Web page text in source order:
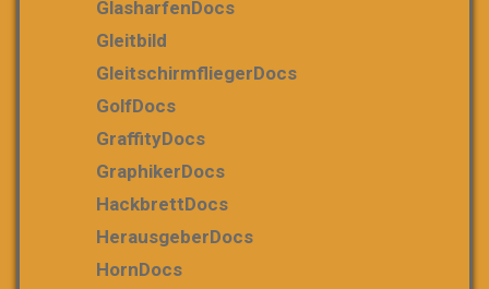
GlasharfenDocs
Gleitbild
GleitschirmfliegerDocs
GolfDocs
GraffityDocs
GraphikerDocs
HackbrettDocs
HerausgeberDocs
HornDocs